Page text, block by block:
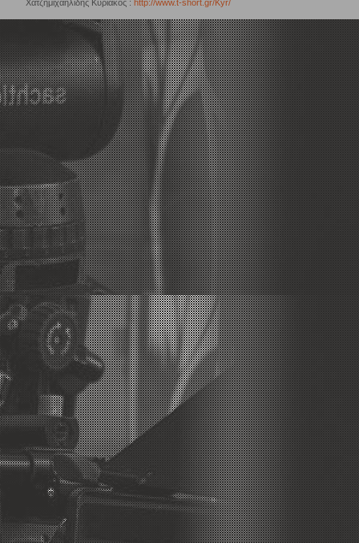
Χατζημιχαηλίδης Κυριάκος : http://www.t-short.gr/Kyr/